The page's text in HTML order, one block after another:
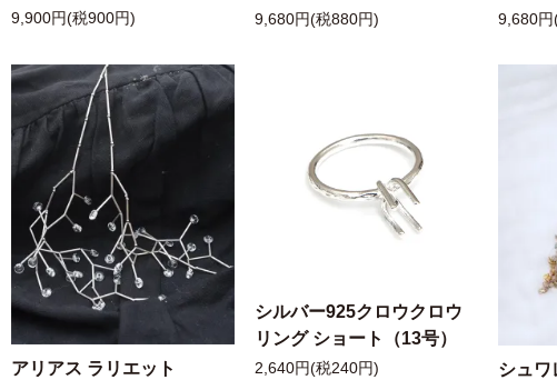
9,900円(税900円) 9,680円(税880円) 9,680
アリアス ラリエット
シルバー925クロウクロウ
リング ショート（13号）
2,640円(税240円)
シュワ